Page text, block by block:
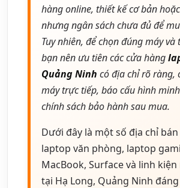
hàng online, thiết kế cơ bản
nhưng ngân sách chưa đủ để
Tuy nhiên, để chọn đúng máy
bạn nên ưu tiên các cửa hàng
Quảng Ninh có địa chỉ rõ ràng,
máy trực tiếp, báo cấu hình
chính sách bảo hành sau mua.
Dưới đây là một số địa chỉ
laptop văn phòng, laptop
MacBook, Surface và linh
tại Hạ Long, Quảng Ninh